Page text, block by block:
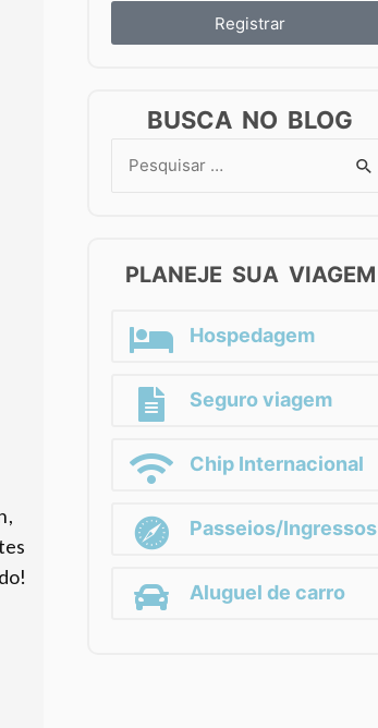
Registrar
BUSCA NO BLOG
Search
PLANEJE SUA VIAGEM
Hospedagem
Seguro viagem
Chip Internacional
Passeios/Ingressos
Aluguel de carro